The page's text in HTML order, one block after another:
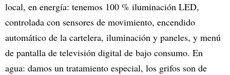
local, en energía: tenemos 100 % iluminación LED,
controlada con sensores de movimiento, encendido
automático de la cartelera, iluminación y paneles, y menú
de pantalla de televisión digital de bajo consumo. En
agua: damos un tratamiento especial, los grifos son de